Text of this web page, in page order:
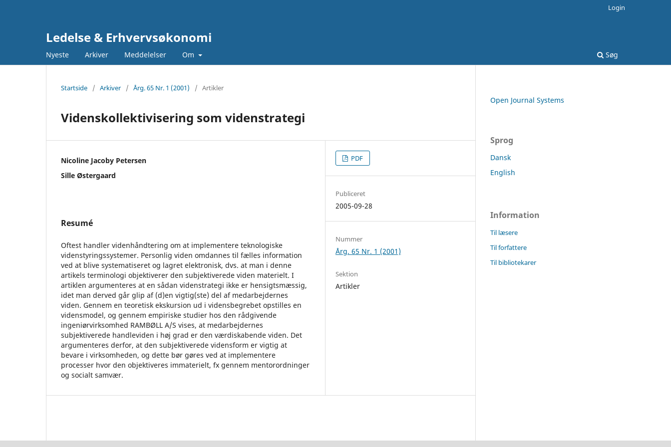
Ledelse & Erhvervsøkonomi
Nyeste Arkiver Meddelelser Om Søg
Login
Startside / Arkiver / Årg. 65 Nr. 1 (2001) / Artikler
Videnskollektivisering som videnstrategi
Nicoline Jacoby Petersen
Sille Østergaard
Resumé
Oftest handler videnhåndtering om at implementere teknologiske
videnstyringssystemer. Personlig viden omdannes til fælles information
ved at blive systematiseret og lagret elektronisk, dvs. at man i denne
artikels terminologi objektiverer den subjektiverede viden materielt. I
artiklen argumenteres at en sådan videnstrategi ikke er hensigtsmæssig,
idet man derved går glip af (d)en vigtig(ste) del af medarbejdernes
viden. Gennem en teoretisk ekskursion ud i vidensbegrebet opstilles en
vidensmodel, og gennem empiriske studier hos den rådgivende
ingeniørvirksomhed RAMBØLL A/S vises, at medarbejdernes
subjektiverede handleviden i høj grad er den værdiskabende viden. Det
argumenteres derfor, at den subjektiverede vidensform er vigtig at
bevare i virksomheden, og dette bør gøres ved at implementere
processer hvor den objektiveres immaterielt, fx gennem mentorordninger
og socialt samvær.
PDF
Publiceret
2005-09-28
Nummer
Årg. 65 Nr. 1 (2001)
Sektion
Artikler
Open Journal Systems
Sprog
Dansk
English
Information
Til læsere
Til forfattere
Til bibliotekarer